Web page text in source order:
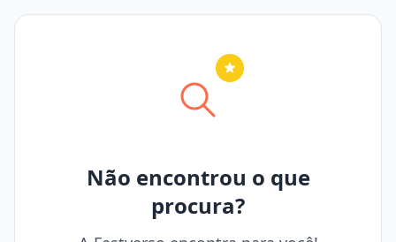
Não encontrou o que
procura?